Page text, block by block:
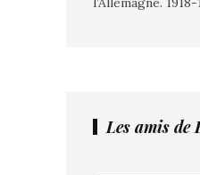
Les amis